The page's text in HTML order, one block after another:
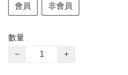
會員 非會員
數量
−
+